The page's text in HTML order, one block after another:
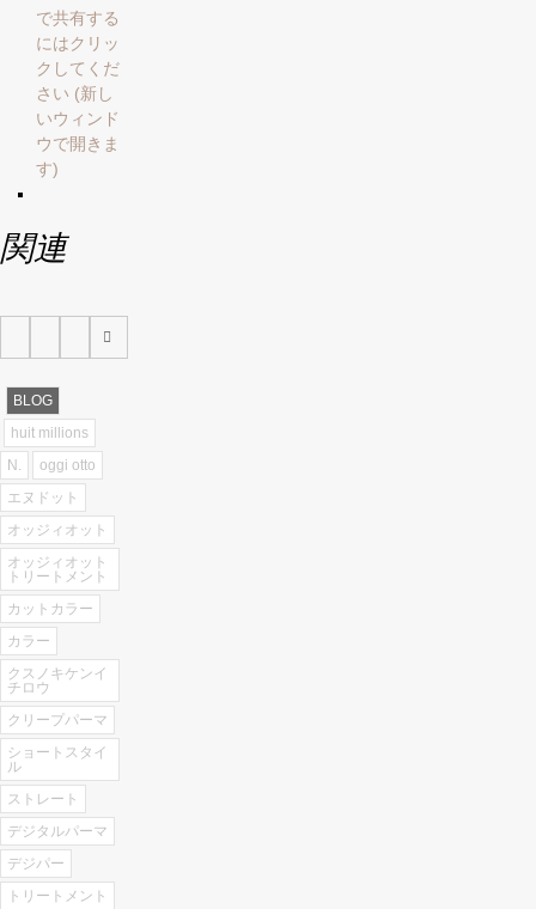
で共有する
にはクリッ
クしてくだ
さい (新し
いウィンド
ウで開きま
す)
関連
BLOG
huit millions
N.
oggi otto
エヌドット
オッジィオット
オッジィオット
トリートメント
カットカラー
カラー
クスノキケンイ
チロウ
クリープパーマ
ショートスタイ
ル
ストレート
デジタルパーマ
デジパー
トリートメント